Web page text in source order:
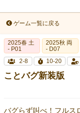
ゲーム一覧に戻る
2025春 土
- P01
2025秋 両
- D07
2-8
10-20
ことバグ新装版
バグらず叫べ！フルス